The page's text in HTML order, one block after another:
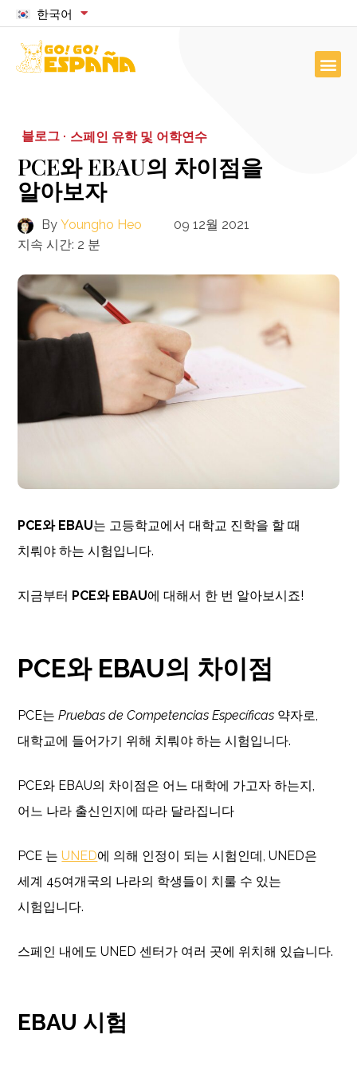
한국어
블로그 · 스페인 유학 및 어학연수
PCE와 EBAU의 차이점을
알아보자
By Youngho Heo
09 12월 2021
지속 시간: 2 분
PCE와 EBAU는 고등학교에서 대학교 진학을 할 때
치뤄야 하는 시험입니다.
지금부터 PCE와 EBAU에 대해서 한 번 알아보시죠!
PCE와 EBAU의 차이점
PCE는Pruebas de Competencias Específicas 약자로,
대학교에 들어가기 위해 치뤄야 하는 시험입니다.
PCE와 EBAU의 차이점은 어느 대학에 가고자 하는지,
어느 나라 출신인지에 따라 달라집니다
PCE 는UNED에 의해 인정이 되는 시험인데, UNED은
세계 45여개국의 나라의 학생들이 치룰 수 있는
시험입니다.
스페인 내에도 UNED 센터가 여러 곳에 위치해 있습니다.
EBAU 시험